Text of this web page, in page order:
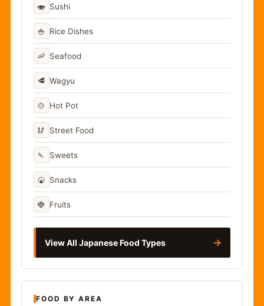
🍣 Sushi
🍚 Rice Dishes
🦐 Seafood
🥩 Wagyu
🍲 Hot Pot
🥢 Street Food
🍡 Sweets
🍘 Snacks
🍓 Fruits
View All Japanese Food Types →
FOOD BY AREA